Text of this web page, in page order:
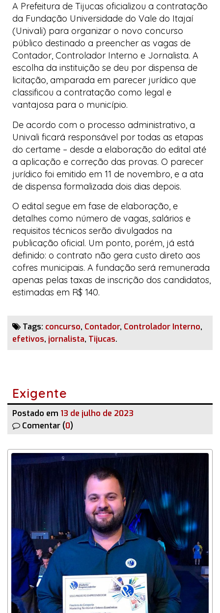
A Prefeitura de Tijucas oficializou a contratação
da Fundação Universidade do Vale do Itajaí
(Univali) para organizar o novo concurso
público destinado a preencher as vagas de
Contador, Controlador Interno e Jornalista. A
escolha da instituição se deu por dispensa de
licitação, amparada em parecer jurídico que
classificou a contratação como legal e
vantajosa para o município.
De acordo com o processo administrativo, a
Univali ficará responsável por todas as etapas
do certame – desde a elaboração do edital até
a aplicação e correção das provas. O parecer
jurídico foi emitido em 11 de novembro, e a ata
de dispensa formalizada dois dias depois.
O edital segue em fase de elaboração, e
detalhes como número de vagas, salários e
requisitos técnicos serão divulgados na
publicação oficial. Um ponto, porém, já está
definido: o contrato não gera custo direto aos
cofres municipais. A fundação será remunerada
apenas pelas taxas de inscrição dos candidatos,
estimadas em R$ 140.
Tags: concurso, Contador, Controlador Interno,
efetivos, jornalista, Tijucas.
Exigente
Postado em 13 de julho de 2023
Comentar (0)